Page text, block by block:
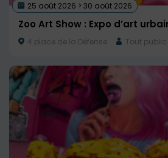
25 août 2026 > 30 août 2026
Zoo Art Show : Expo d’art
4 place de la Défense Tout public